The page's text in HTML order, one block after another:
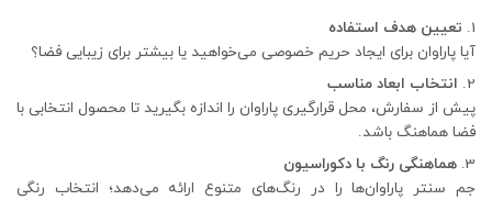
تعیین هدف استفاده
آیا پاراوان برای ایجاد حریم خصوصی می‌خواهید یا بیشتر برای زیبایی فضا؟
انتخاب ابعاد مناسب
پیش از سفارش، محل قرارگیری پاراوان را اندازه بگیرید تا محصول انتخابی با
فضا هماهنگ باشد.
هماهنگی رنگ با دکوراسیون
جم سنتر پاراوان‌ها را در رنگ‌های متنوع ارائه می‌دهد؛ انتخاب رنگی